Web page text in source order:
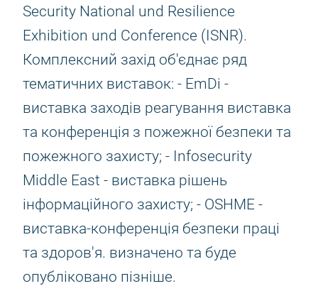
Security National und Resilience
Exhibition und Conference (ISNR).
Комплексний захід об'єднає ряд
тематичних виставок: - EmDi -
виставка заходів реагування виставка
та конференція з пожежної безпеки та
пожежного захисту; - Infosecurity
Middle East - виставка рішень
інформаційного захисту; - OSHME -
виставка-конференція безпеки праці
та здоров'я. визначено та буде
опубліковано пізніше.